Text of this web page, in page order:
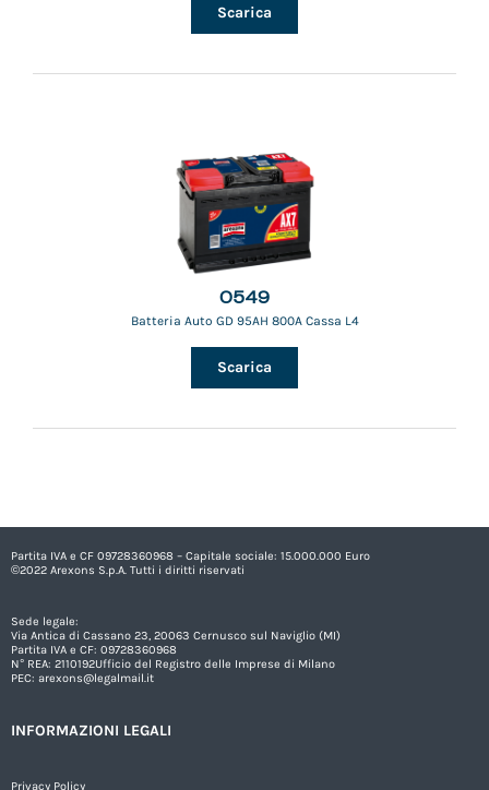
Scarica
0549
Batteria Auto GD 95AH 800A Cassa L4
Scarica
Partita IVA e CF 09728360968 – Capitale sociale: 15.000.000 Euro
©2022 Arexons S.p.A. Tutti i diritti riservati
Sede legale:
Via Antica di Cassano 23, 20063 Cernusco sul Naviglio (MI)
Partita IVA e CF: 09728360968
N° REA: 2110192Ufficio del Registro delle Imprese di Milano
PEC: arexons@legalmail.it
INFORMAZIONI LEGALI
Privacy Policy